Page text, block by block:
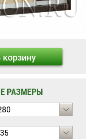
корзину
РАЗМЕРЫ
35